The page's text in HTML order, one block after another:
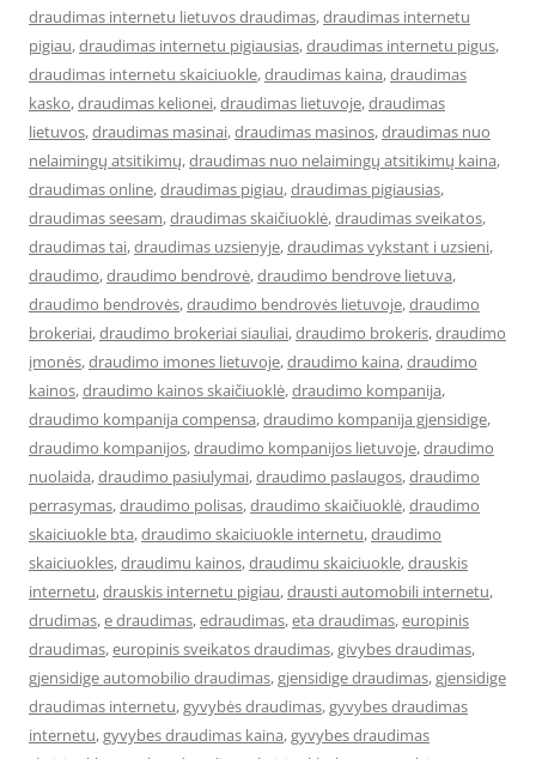
draudimas internetu lietuvos draudimas,draudimas internetu
pigiau,draudimas internetu pigiausias,draudimas internetu pigus,
draudimas internetu skaiciuokle,draudimas kaina,draudimas
kasko,draudimas kelionei,draudimas lietuvoje,draudimas
lietuvos,draudimas masinai,draudimas masinos,draudimas nuo
nelaimingų atsitikimų,draudimas nuo nelaimingų atsitikimų kaina,
draudimas online,draudimas pigiau,draudimas pigiausias,
draudimas seesam,draudimas skaičiuoklė,draudimas sveikatos,
draudimas tai,draudimas uzsienyje,draudimas vykstant i uzsieni,
draudimo,draudimo bendrovė,draudimo bendrove lietuva,
draudimo bendrovės,draudimo bendrovės lietuvoje,draudimo
brokeriai,draudimo brokeriai siauliai,draudimo brokeris,draudimo
įmonės,draudimo imones lietuvoje,draudimo kaina,draudimo
kainos,draudimo kainos skaičiuoklė,draudimo kompanija,
draudimo kompanija compensa,draudimo kompanija gjensidige,
draudimo kompanijos,draudimo kompanijos lietuvoje,draudimo
nuolaida,draudimo pasiulymai,draudimo paslaugos,draudimo
perrasymas,draudimo polisas,draudimo skaičiuoklė,draudimo
skaiciuokle bta,draudimo skaiciuokle internetu,draudimo
skaiciuokles,draudimu kainos,draudimu skaiciuokle,drauskis
internetu,drauskis internetu pigiau,drausti automobili internetu,
drudimas,e draudimas,edraudimas,eta draudimas,europinis
draudimas,europinis sveikatos draudimas,givybes draudimas,
gjensidige automobilio draudimas,gjensidige draudimas,gjensidige
draudimas internetu,gyvybės draudimas,gyvybes draudimas
internetu,gyvybes draudimas kaina,gyvybes draudimas